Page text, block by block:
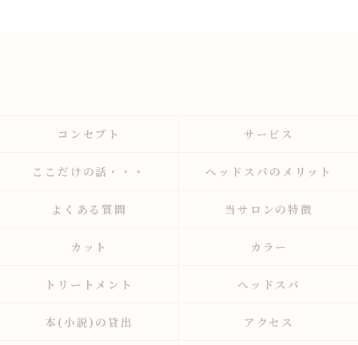
コンセプト サービス
ここだけの話・・・ ヘッドスパのメリット
よくある質問 当サロンの特徴
カット カラー
トリートメント ヘッドスパ
本(小説)の貸出 アクセス